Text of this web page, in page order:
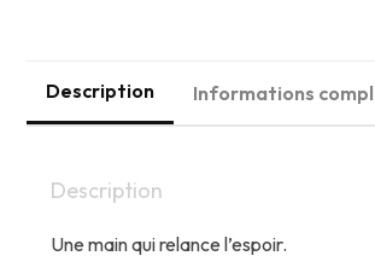
Description Informations
Description
Une main qui relance l’espoir.